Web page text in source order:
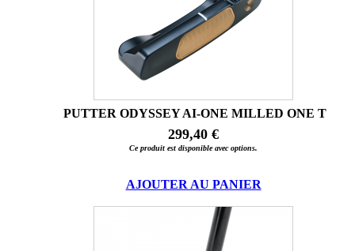
PUTTER ODYSSEY AI-ONE MILLED ONE T
299,40 €
Ce produit est disponible avec options.
AJOUTER AU PANIER